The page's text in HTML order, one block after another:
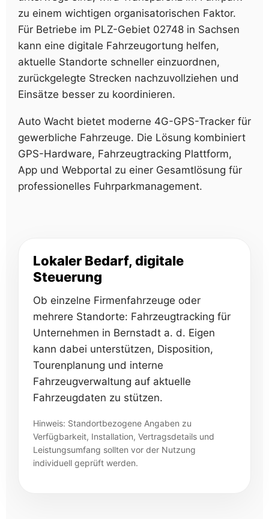
zu einem wichtigen organisatorischen Faktor.
Für Betriebe im PLZ-Gebiet 02748 in Sachsen
kann eine digitale Fahrzeugortung helfen,
aktuelle Standorte schneller einzuordnen,
zurückgelegte Strecken nachzuvollziehen und
Einsätze besser zu koordinieren.
Auto Wacht bietet moderne 4G-GPS-Tracker für
gewerbliche Fahrzeuge. Die Lösung kombiniert
GPS-Hardware, Fahrzeugtracking Plattform,
App und Webportal zu einer Gesamtlösung für
professionelles Fuhrparkmanagement.
Lokaler Bedarf, digitale
Steuerung
Ob einzelne Firmenfahrzeuge oder
mehrere Standorte: Fahrzeugtracking für
Unternehmen in Bernstadt a. d. Eigen
kann dabei unterstützen, Disposition,
Tourenplanung und interne
Fahrzeugverwaltung auf aktuelle
Fahrzeugdaten zu stützen.
Hinweis: Standortbezogene Angaben zu
Verfügbarkeit, Installation, Vertragsdetails und
Leistungsumfang sollten vor der Nutzung
individuell geprüft werden.